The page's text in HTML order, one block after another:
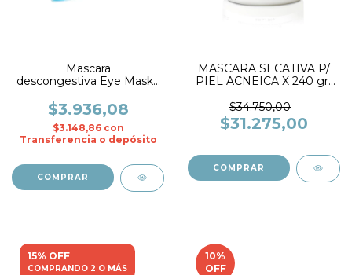
Mascara
descongestiva Eye Mask.-
$3.936,08
$3.148,86 con
Transferencia o depósito
MASCARA SECATIVA P/
PIEL ACNEICA X 240 gr-
$34.750,00
$31.275,00
15% OFF
COMPRANDO 2 O MÁS
10%
OFF